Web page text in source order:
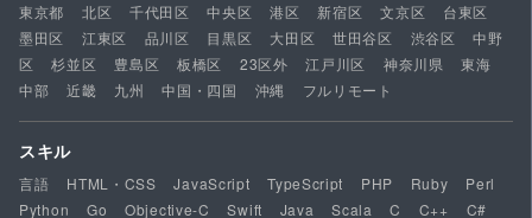
東京都
北区 千代田区 中央区 港区 新宿区 文京区
台東区
墨田区
江東区 品川区 目黒区 大田区 世田谷区 渋谷区
中野
区
杉並区 豊島区 板橋区 23区外 江戸川区 神奈川県
東海
中部
近畿 九州 中国・四国 沖縄 フルリモート
スキル
言語 HTML・CSS JavaScript TypeScript PHP Ruby
Perl
Python
Go Objective-C Swift Java Scala C C++
C#